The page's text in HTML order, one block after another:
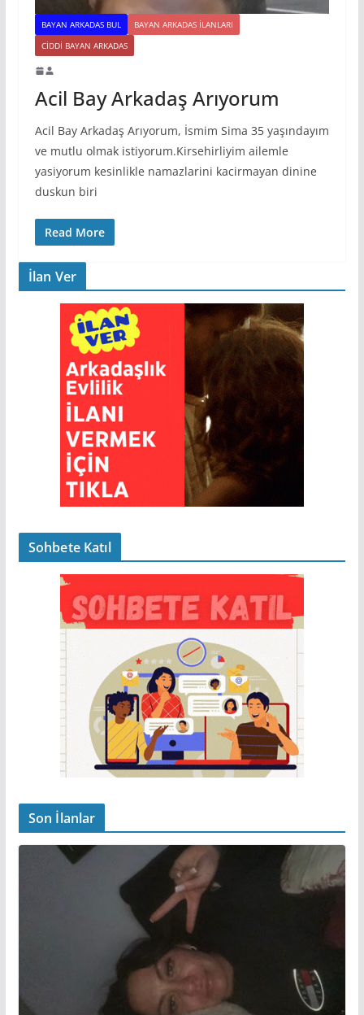
BAYAN ARKADAS BUL
BAYAN ARKADAS ILANLARI
CIDDI BAYAN ARKADAS
Acil Bay Arkadaş Arıyorum
Acil Bay Arkadaş Arıyorum, İsmim Sima 35 yaşındayım
ve mutlu olmak istiyorum.Kirsehirliyim ailemle
yasiyorum kesinlikle namazlarini kacirmayan dinine
duskun biri
Read More
İlan Ver
Sohbete Katıl
Son İlanlar